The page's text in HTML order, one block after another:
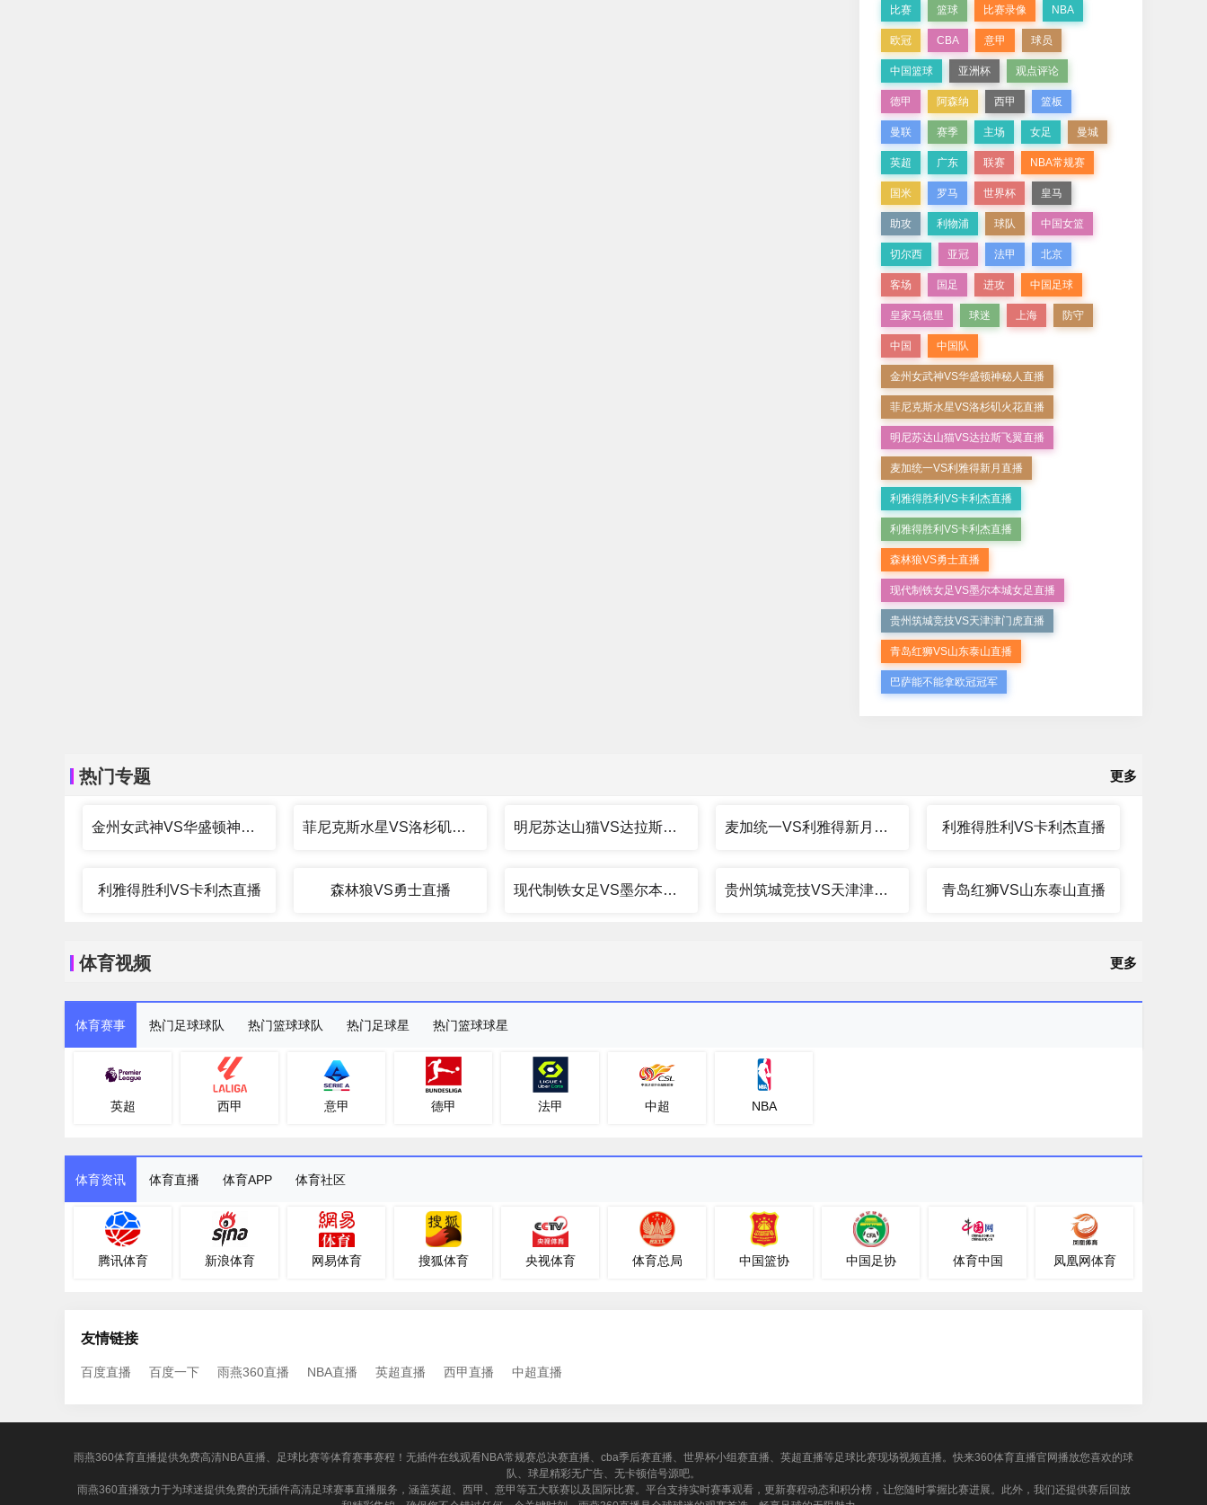
比赛 篮球 比赛录像 NBA
欧冠 CBA 意甲 球员
中国篮球 亚洲杯 观点评论
德甲 阿森纳 西甲 篮板
曼联 赛季 主场 女足 曼城
英超 广东 联赛 NBA常规赛
国米 罗马 世界杯 皇马
助攻 利物浦 球队 中国女篮
切尔西 亚冠 法甲 北京
客场 国足 进攻 中国足球
皇家马德里 球迷 上海 防守
中国 中国队
金州女武神VS华盛顿神秘人直播
菲尼克斯水星VS洛杉矶火花直播
明尼苏达山猫VS达拉斯飞翼直播
麦加统一VS利雅得新月直播
利雅得胜利VS卡利杰直播
利雅得胜利VS卡利杰直播
森林狼VS勇士直播
现代制铁女足VS墨尔本城女足直播
贵州筑城竞技VS天津津门虎直播
青岛红狮VS山东泰山直播
巴萨能不能拿欧冠冠军
热门专题 更多
金州女武神VS华盛顿神秘人直播 菲尼克斯水星VS洛杉矶火花直播 明尼苏达山猫VS达拉斯飞翼直播 麦加统一VS利雅得新月直播 利雅得胜利VS卡利杰直播
利雅得胜利VS卡利杰直播 森林狼VS勇士直播 现代制铁女足VS墨尔本城女足直播 贵州筑城竞技VS天津津门虎直播 青岛红狮VS山东泰山直播
体育视频 更多
体育赛事 热门足球球队 热门篮球球队 热门足球星 热门篮球球星
英超 西甲 意甲 德甲 法甲 中超 NBA
体育资讯 体育直播 体育APP 体育社区
腾讯体育 新浪体育 网易体育 搜狐体育 央视体育 体育总局 中国篮协 中国足协 体育中国 凤凰网体育
友情链接
百度直播 百度一下 雨燕360直播 NBA直播 英超直播 西甲直播 中超直播
雨燕360体育直播提供免费高清NBA直播、足球比赛等体育赛事赛程！无插件在线观看NBA常规赛总决赛直播、cba季后赛直播、世界杯小组赛直播、英超直播等足球比赛现场视频直播。快来360体育直播官网播放您喜欢的球
队、球星精彩无广告、无卡顿信号源吧。
雨燕360直播致力于为球迷提供免费的无插件高清足球赛事直播服务，涵盖英超、西甲、意甲等五大联赛以及国际比赛。平台支持实时赛事观看，更新赛程动态和积分榜，让您随时掌握比赛进展。此外，我们还提供赛后回放